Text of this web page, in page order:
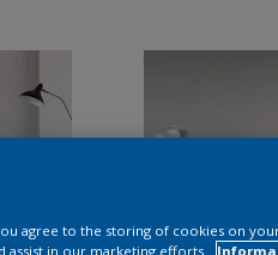
agree to the storing of cookies on
assist in our marketing efforts.